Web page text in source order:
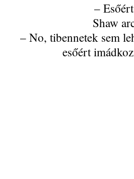
–
Shaw
– No, tibennetek sem
esőért